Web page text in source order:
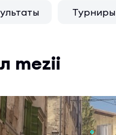
Турниры
mezii